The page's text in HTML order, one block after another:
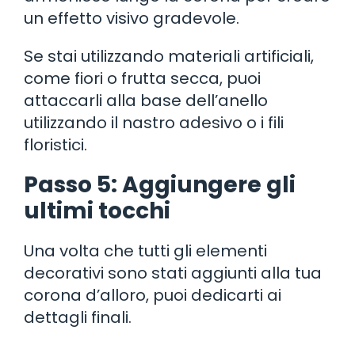
un effetto visivo gradevole.
Se stai utilizzando materiali artificiali,
come fiori o frutta secca, puoi
attaccarli alla base dell’anello
utilizzando il nastro adesivo o i fili
floristici.
Passo 5: Aggiungere gli
ultimi tocchi
Una volta che tutti gli elementi
decorativi sono stati aggiunti alla tua
corona d’alloro, puoi dedicarti ai
dettagli finali.